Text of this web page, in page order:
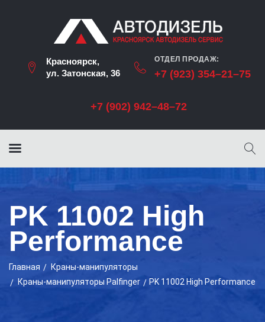
Красноярск,
ул. Затонская, 36
ОТДЕЛ ПРОДАЖ:
+7 (923) 354–21–75
+7 (902) 942–48–72
PK 11002 High
Performance
Главная
Краны-манипуляторы
Краны-манипуляторы Palfinger
PK 11002 High Performance